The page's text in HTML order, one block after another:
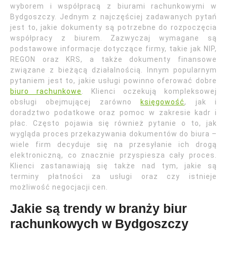
wyborem i współpracą z biurami rachunkowymi w
Bydgoszczy. Jednym z najczęściej zadawanych pytań
jest to, jakie dokumenty są potrzebne do rozpoczęcia
współpracy z biurem. Zazwyczaj wymagane są
podstawowe informacje dotyczące firmy, takie jak NIP,
REGON oraz KRS, a także dokumenty finansowe
związane z bieżącą działalnością. Innym popularnym
pytaniem jest to, jakie usługi powinno oferować dobre
biuro rachunkowe
. Klienci oczekują kompleksowej
obsługi obejmującej zarówno
księgowość, jak i
doradztwo podatkowe oraz pomoc w zakresie kadr i
płac. Często pojawia się również pytanie o to, jak
wygląda proces przekazywania dokumentów do biura –
wiele firm decyduje się na przesyłanie ich drogą
elektroniczną, co znacznie przyspiesza cały proces.
Klienci zastanawiają się także nad tym, jakie są
terminy płatności za usługi oraz czy istnieje
możliwość negocjacji cen.
Jakie są trendy w branży biur
rachunkowych w Bydgoszczy